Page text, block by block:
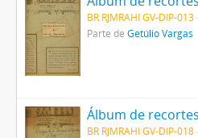
BR RJMRAHI GV-DIP-013
Parte deGetúlio Vargas
BR RJMRAHI GV-DIP-018